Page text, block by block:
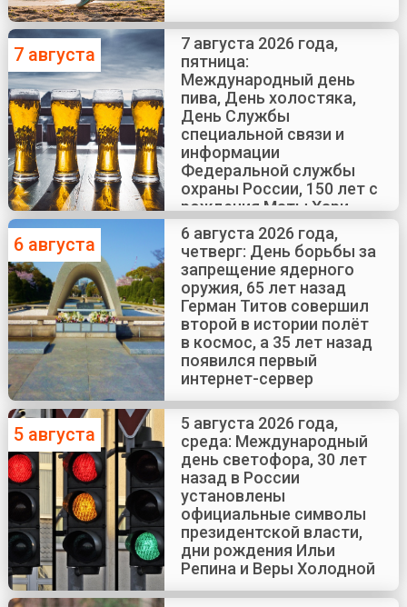
7 августа
7 августа 2026 года,
пятница:
Международный день
пива, День холостяка,
День Службы
специальной связи и
информации
Федеральной службы
охраны России, 150 лет с
рождения Маты Хари
6 августа
6 августа 2026 года,
четверг: День борьбы за
запрещение ядерного
оружия, 65 лет назад
Герман Титов совершил
второй в истории полёт
в космос, а 35 лет назад
появился первый
интернет-сервер
5 августа
5 августа 2026 года,
среда: Международный
день светофора, 30 лет
назад в России
установлены
официальные символы
президентской власти,
дни рождения Ильи
Репина и Веры Холодной